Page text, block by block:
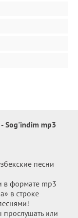
- Sog'indim mp3
песни
в формате mp3
в строке
или